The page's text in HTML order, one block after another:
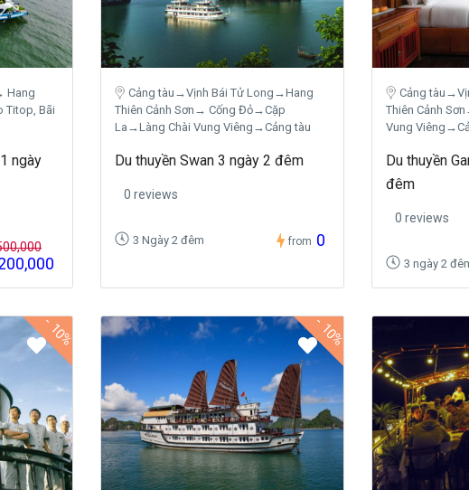
Hang
Titop, Bãi
ngày
Cảng tàu→Vịnh Bái Tử Long→Hang
Thiên Cảnh Sơn→ Cống Đỏ→Cặp
La→Làng Chài Vung Viêng→Cảng tàu
Du thuyền Swan 3 ngày 2 đêm
0 reviews
3 Ngày 2 đêm from 0
Cảng
Thiên Cảnh
Vung
Du thuyền
đêm
0 reviews
3 ngày 2
-
10% -
10%